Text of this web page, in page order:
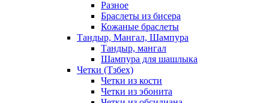
Разное
Браслеты из бисера
Кожаные браслеты
Тандыр, Мангал, Шампура
Тандыр, мангал
Шампура для шашлыка
Четки (Тзбех)
Четки из кости
Четки из эбонита